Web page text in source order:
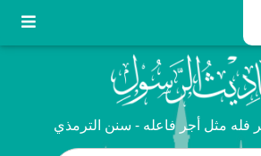
مثل أجر فاعله - سنن الترمذي